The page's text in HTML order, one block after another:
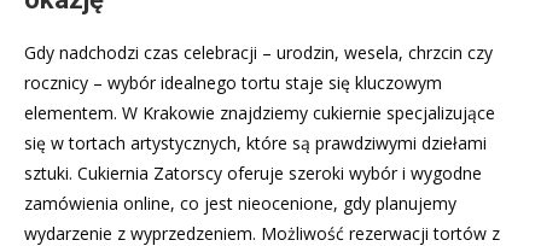
Gdy nadchodzi czas celebracji – urodzin, wesela, chrzcin czy
rocznicy – wybór idealnego tortu staje się kluczowym
elementem. W Krakowie znajdziemy cukiernie specjalizujące
się w tortach artystycznych, które są prawdziwymi dziełami
sztuki. Cukiernia Zatorscy oferuje szeroki wybór i wygodne
zamówienia online, co jest nieocenione, gdy planujemy
wydarzenie z wyprzedzeniem. Możliwość rezerwacji tortów z